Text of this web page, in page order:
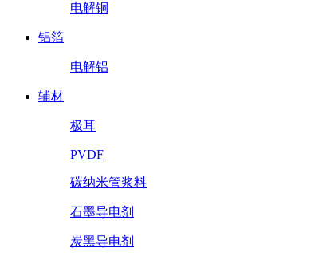
电解铜
铝箔
电解铝
辅材
极耳
PVDF
碳纳米管浆料
石墨导电剂
炭黑导电剂